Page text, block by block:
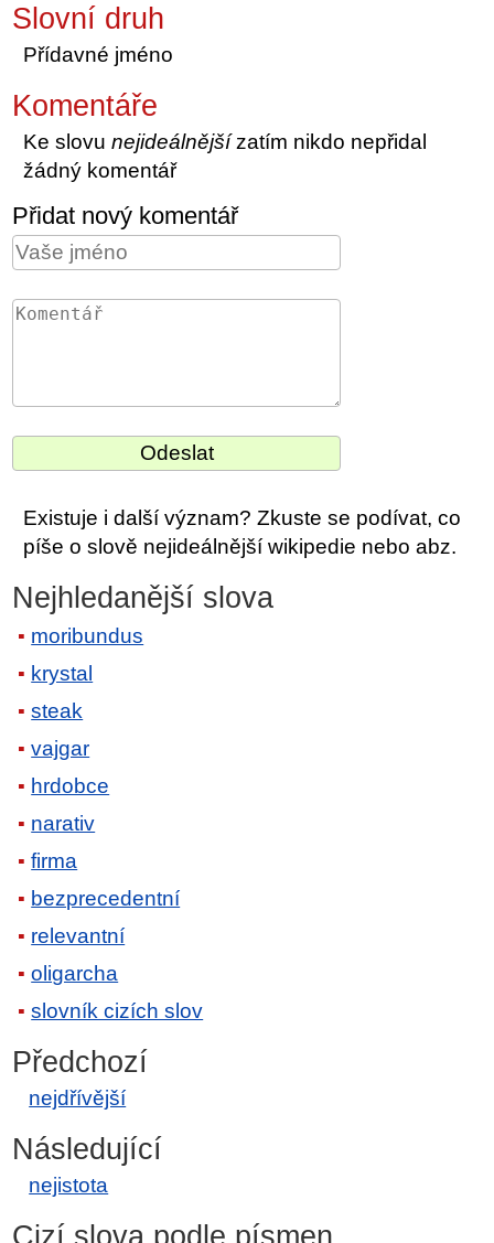
Slovní druh
Přídavné jméno
Komentáře
Ke slovunejideálnějšízatím nikdo nepřidal
žádný komentář
Přidat nový komentář
Existuje i další význam? Zkuste se podívat, co
píše o slově nejideálnější wikipedie nebo abz.
Nejhledanější slova
moribundus
krystal
steak
vajgar
hrdobce
narativ
firma
bezprecedentní
relevantní
oligarcha
slovník cizích slov
Předchozí
nejdřívější
Následující
nejistota